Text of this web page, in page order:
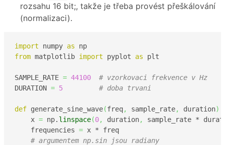
rozsahu 16 bit;, takže je třeba provést přeškálování
(normalizaci).
import numpy as
from matplotlib import pyplot as plt
SAMPLE_RATE = 44100
# vzorkovaci frekvence v Hz
DURATION = 5 # doba trvani
def generate_sine_wave(freq, sample_rate, duration)
    x
= np. linspace(0, duration,
sample_rate *
    frequencies
= x * freq
# argumentem np.sin jsou radiany